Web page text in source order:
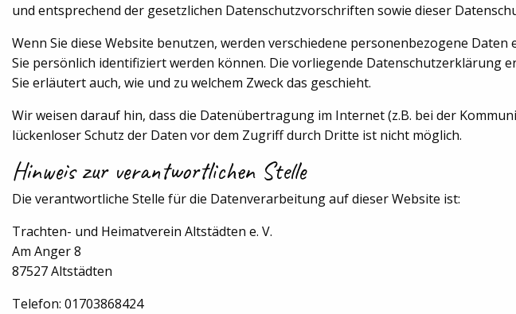
und entsprechend der gesetzlichen Datenschutzvorschriften sowie dieser
Wenn Sie diese Website benutzen, werden verschiedene personenbezogene
Sie persönlich identifiziert werden können. Die vorliegende Datenschutzerklärung
Sie erläutert auch, wie und zu welchem Zweck das geschieht.
Wir weisen darauf hin, dass die Datenübertragung im Internet (z.B. bei der
lückenloser Schutz der Daten vor dem Zugriff durch Dritte ist nicht möglich.
Hinweis zur verantwortlichen Stelle
Die verantwortliche Stelle für die Datenverarbeitung auf dieser Website ist:
Trachten- und Heimatverein Altstädten e. V.
Am Anger 8
87527 Altstädten
Telefon: 01703868424